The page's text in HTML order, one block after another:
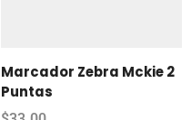
Marcador Zebra Mckie 2
Puntas